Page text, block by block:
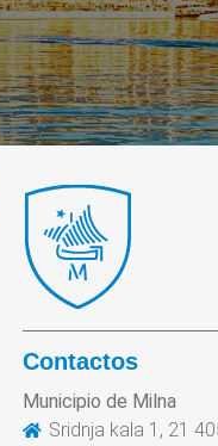
Contactos
Municipio de Milna
Sridnja kala 1, 21